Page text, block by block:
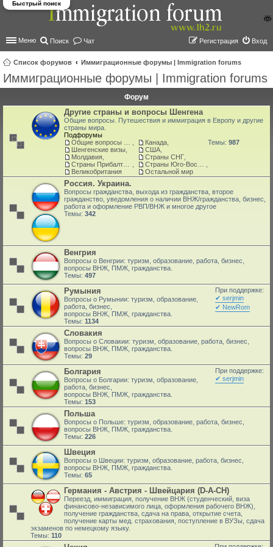
Меню Поиск Чат Вход
Регистрация
Список форумов
Иммиграционные форумы | Immigration forums
ои
Быстрый поиск
Иммиграционные форумы | Immigration forums
Форум
Другие страны и вопросы Шенгена
Общие вопросы. Путешествия и иммиграция в Европу и другие
страны мира.
Подфорумы
Шенгенские визы
Молдавия
Великобритания
Канада
США
Страны СНГ
Остальной мир
Темы: 987
Россия. Украина.
Вопросы гражданства, выхода из гражданства, второе
гражданство, уведомления о наличии ВНЖ/гражданства, бизнес,
работа и оформление РВП/ВНЖ и многое другое
Темы: 342
Венгрия
Вопросы о Венгрии: туризм, образование, работа, бизнес,
вопросы ВНЖ, ПМЖ, гражданства.
Темы: 497
При поддержке:
✔ serjmin
✔ NewRom
Румыния
Вопросы о Румынии: туризм, образование,
работа, бизнес,
вопросы ВНЖ, ПМЖ, гражданства.
Темы: 1134
Словакия
Вопросы о Словакии: туризм, образование, работа, бизнес,
вопросы ВНЖ, ПМЖ, гражданства.
Темы: 29
При поддержке:
✔ serjmin
Болгария
Вопросы о Болгарии: туризм, образование,
работа, бизнес,
вопросы ВНЖ, ПМЖ, гражданства.
Темы: 153
Польша
Вопросы о Польше: туризм, образование, работа, бизнес,
вопросы ВНЖ, ПМЖ, гражданства.
Темы: 226
Швеция
Вопросы о Швеции: туризм, образование, работа, бизнес,
вопросы ВНЖ, ПМЖ, гражданства.
Темы: 65
Германия - Австрия - Швейцария (D-A-CH)
Переезд, иммиграция, получение ВНЖ (студенческий, виза
финансово-независимого лица, оформления рабочего ВНЖ),
получение гражданства, сдача на права, открытие счета,
получение карты мед. страхования, поступление в ВУЗы, сдача
экзаменов по немецкому языку.
Темы: 110